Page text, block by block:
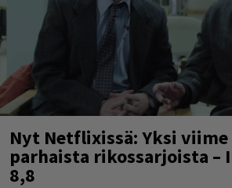
Nyt Netflixissä: Yksi viime
parhaista rikossarjoista –
8,8